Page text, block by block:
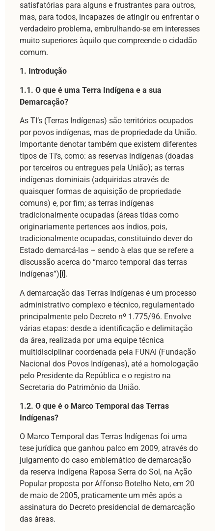
satisfatórias para alguns e frustrantes para outros,
mas, para todos, incapazes de atingir ou enfrentar o
verdadeiro problema, embrulhando-se em interesses
muito superiores àquilo que compreende o cidadão
comum.
1. Introdução
1.1. O que é uma Terra Indígena e a sua
Demarcação?
As TI’s (Terras Indígenas) são territórios ocupados
por povos indígenas, mas de propriedade da União.
Importante denotar também que existem diferentes
tipos de TI’s, como: as reservas indígenas (doadas
por terceiros ou entregues pela União); as terras
indígenas dominiais (adquiridas através de
quaisquer formas de aquisição de propriedade
comuns) e, por fim; as terras indígenas
tradicionalmente ocupadas (áreas tidas como
originariamente pertences aos índios, pois,
tradicionalmente ocupadas, constituindo dever do
Estado demarcá-las – sendo à elas que se refere a
discussão acerca do “marco temporal das terras
indígenas”) [i].
A demarcação das Terras Indígenas é um processo
administrativo complexo e técnico, regulamentado
principalmente pelo Decreto nº 1.775/96. Envolve
várias etapas: desde a identificação e delimitação
da área, realizada por uma equipe técnica
multidisciplinar coordenada pela FUNAI (Fundação
Nacional dos Povos Indígenas), até a homologação
pelo Presidente da República e o registro na
Secretaria do Patrimônio da União.
1.2. O que é o Marco Temporal das Terras
Indígenas?
O Marco Temporal das Terras Indígenas foi uma
tese jurídica que ganhou palco em 2009, através do
julgamento do caso emblemático de demarcação
da reserva indígena Raposa Serra do Sol, na Ação
Popular proposta por Affonso Botelho Neto, em 20
de maio de 2005, praticamente um mês após a
assinatura do Decreto presidencial de demarcação
das áreas.